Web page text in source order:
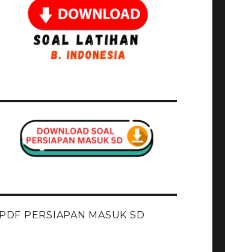
PDF PERSIAPAN MASUK SD